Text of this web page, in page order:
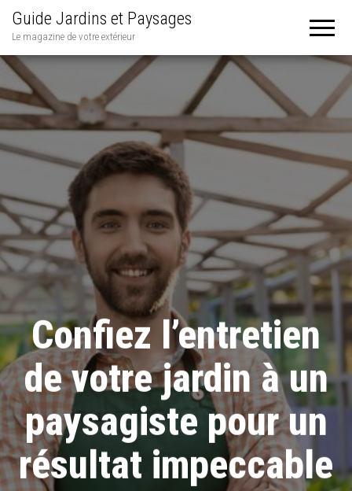
Guide Jardins et Paysages
Le magazine de votre extérieur
Confiez l’entretien
de votre jardin à un
paysagiste pour un
résultat impeccable